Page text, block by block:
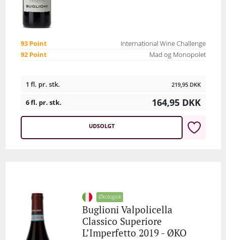
93 Point
International Wine Challenge
92 Point
Mad og Monopolet
1 fl. pr. stk. 219,95 DKK
6 fl. pr. stk. 164,95 DKK
UDSOLGT
Økologisk
Buglioni Valpolicella
Classico Superiore
L’Imperfetto 2019 - ØKO